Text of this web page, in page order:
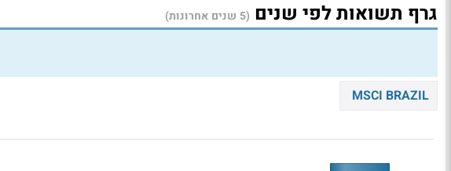
גרף תשואות לפי שנים (5 שנים אחרונות)
MSCI BRAZIL